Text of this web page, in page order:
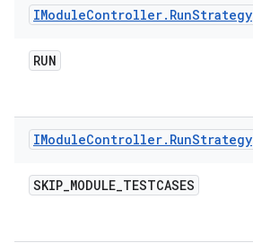
IModuleController. RunStrategy
RUN
IModuleController. RunStrategy
SKIP_MODULE_TESTCASES